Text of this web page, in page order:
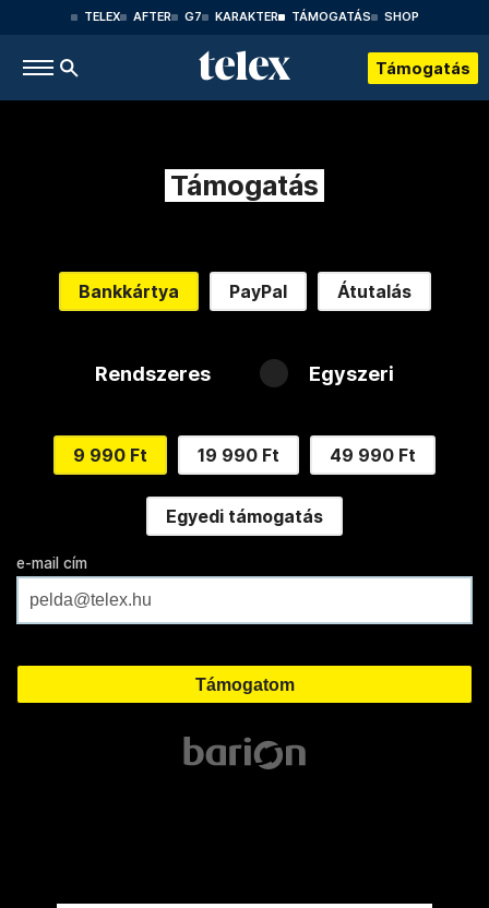
TELEX AFTER G7 KARAKTER TÁMOGATÁS SHOP
Támogatás
Támogatás
Bankkártya PayPal Átutalás
Rendszeres Egyszeri
9 990 Ft 19 990 Ft 49 990 Ft
Egyedi támogatás
e-mail cím